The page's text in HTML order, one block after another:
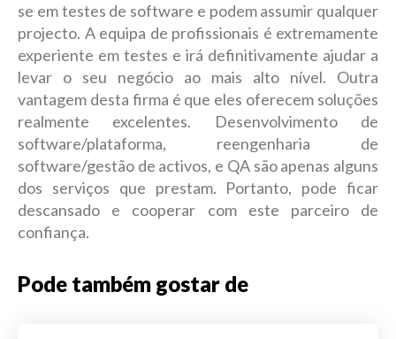
se em testes de software e podem assumir qualquer
projecto. A equipa de profissionais é extremamente
experiente em testes e irá definitivamente ajudar a
levar o seu negócio ao mais alto nível. Outra
vantagem desta firma é que eles oferecem soluções
realmente excelentes. Desenvolvimento de
software/plataforma, reengenharia de
software/gestão de activos, e QA são apenas alguns
dos serviços que prestam. Portanto, pode ficar
descansado e cooperar com este parceiro de
confiança.
Pode também gostar de